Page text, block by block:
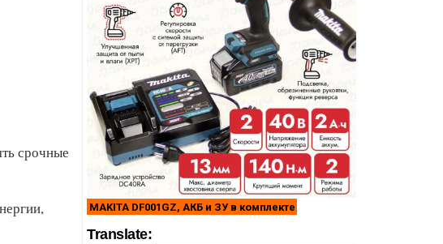
срочные
MAKITA DF001GZ, АКБ и ЗУ в комплекте
Translate: